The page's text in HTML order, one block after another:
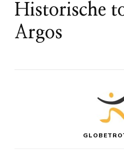
Historische
Argos